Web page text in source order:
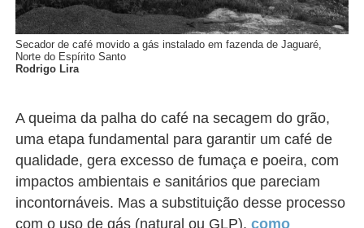
Secador de café movido a gás instalado em fazenda de Jaguaré,
Norte do Espírito Santo
Rodrigo Lira
A queima da palha do café na secagem do grão,
uma etapa fundamental para garantir um café de
qualidade, gera excesso de fumaça e poeira, com
impactos ambientais e sanitários que pareciam
incontornáveis. Mas a substituição desse processo
com o uso de gás (natural ou GLP),como